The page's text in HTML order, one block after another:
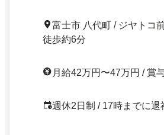
富士市 八代町 / ジヤトコ
徒歩約6分
月給42万円〜47万円 / 賞
週休2日制 / 17時までに退